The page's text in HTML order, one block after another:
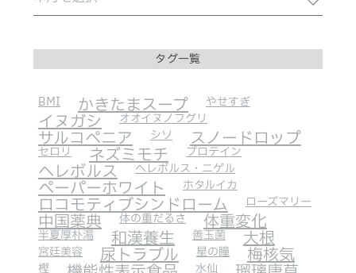
タグ一覧
BMI かきたまスープ やせすぎ
イヌガシ オオイヌノフグリ
サルコペニア シソ スノードロップ
セロリ ネズミモチ プロテイン
ヘレボルス ヘレボルス・ニゲル
ペーパーホワイト ホタルイカ
ロコモティブシンドローム ローズマリー
中国薬典 体の重だるさ 体重変化
半夏厚朴湯 和漢養生 善玉菌 大根
宮廷美容 尿トラブル 星の瞳 梅核気
樫 水仙